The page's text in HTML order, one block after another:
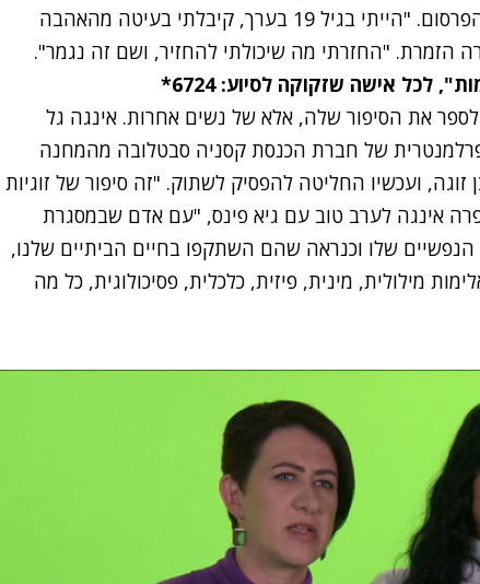
מצד בן זוגה בצעירותה, עוד לפני הפרסום. "הייתי בגיל 19 בערך, קיבלתי בעיטה מהאהבה
הזמרת. "החזרתי מה שיכולתי להחזיר, ושם זה נגמר".
אישה שזקוקה לסיוע: 6724*
את הסיפור שלה, אלא של נשים אחרות. אינגה גל
הפרלמנטרית של חברת הכנסת קסניה סבטלובה מהמחנה
ועכשיו החליטה להפסיק לשתוק. "זה סיפור של זוגיות
אינגה לערב טוב עם גיא פינס, "עם אדם שבמסגרת
שלו וכנראה שהם השתקפו בחיים הביתיים שלנו,
מילולית, מינית, פיזית, כלכלית, פסיכולוגית, כל מה